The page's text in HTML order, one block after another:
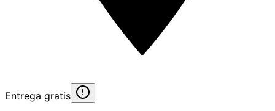
Entrega gratis